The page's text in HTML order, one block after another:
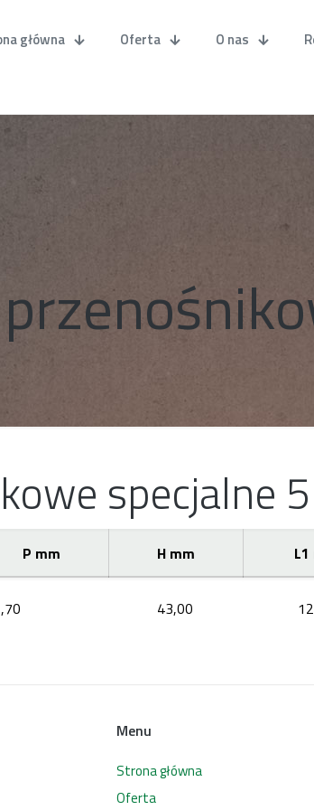
główna Oferta O nas
specjalne 5
P mm H mm
43,00
Menu
Strona główna
Oferta